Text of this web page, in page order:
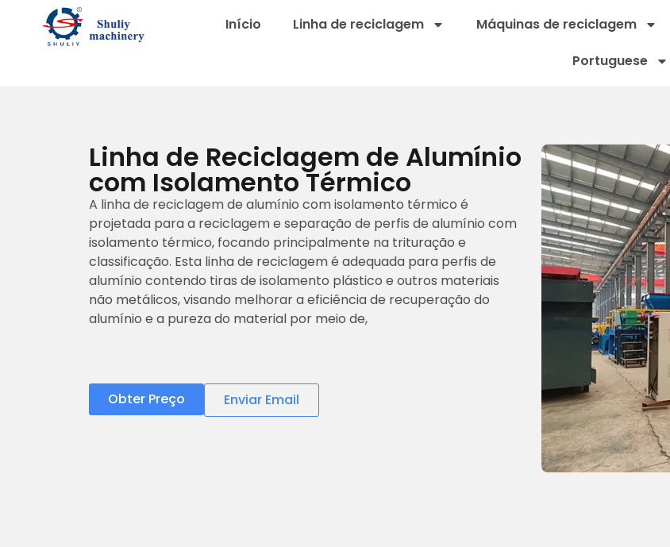
Início Linha de reciclagem Máquinas de reciclagem
Portuguese
Linha de Reciclagem de Alumínio
com Isolamento Térmico
A linha de reciclagem de alumínio com isolamento térmico é
projetada para a reciclagem e separação de perfis de alumínio com
isolamento térmico, focando principalmente na trituração e
classificação. Esta linha de reciclagem é adequada para perfis de
alumínio contendo tiras de isolamento plástico e outros materiais
não metálicos, visando melhorar a eficiência de recuperação do
alumínio e a pureza do material por meio de,
Obter Preço Enviar Email